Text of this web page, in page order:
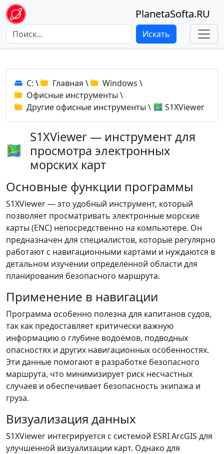
PlanetaSofta.RU
Искать
C: \ Главная \ Windows \
Офисные инструменты \
Другие офисные инструменты \ S1XViewer
S1XViewer — инструмент для
просмотра электронных
морских карт
Основные функции программы
S1XViewer — это удобный инструмент, который
позволяет просматривать электронные морские
карты (ENC) непосредственно на компьютере. Он
предназначен для специалистов, которые регулярно
работают с навигационными картами и нуждаются в
детальном изучении определённой области для
планирования безопасного маршрута.
Применение в навигации
Программа особенно полезна для капитанов судов,
так как предоставляет критически важную
информацию о глубине водоёмов, подводных
опасностях и других навигационных особенностях.
Эти данные помогают в разработке безопасного
маршрута, что минимизирует риск несчастных
случаев и обеспечивает безопасность экипажа и
груза.
Визуализация данных
S1XViewer интегрируется с системой ESRI ArcGIS для
улучшенной визуализации карт. Однако для